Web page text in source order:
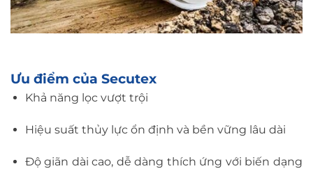
Ưu điểm của Secutex
Khả năng lọc vượt trội
Hiệu suất thủy lực ổn định và bền vững lâu dài
Độ giãn dài cao, dễ dàng thích ứng với biến dạng